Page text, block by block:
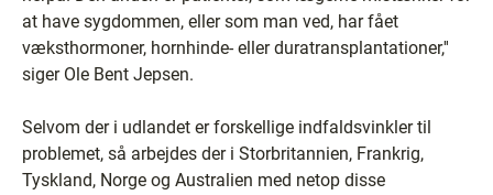
at have sygdommen, eller som man ved, har fået
væksthormoner, hornhinde- eller duratransplantationer,''
siger Ole Bent Jepsen.
Selvom der i udlandet er forskellige indfaldsvinkler til
problemet, så arbejdes der i Storbritannien, Frankrig,
Tyskland, Norge og Australien med netop disse